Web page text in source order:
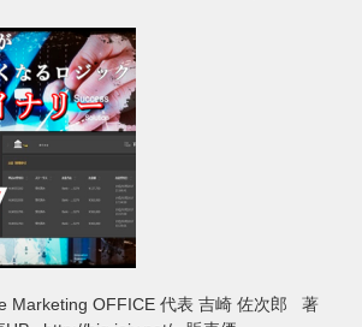
Marketing OFFICE 代表 吉崎 佐次郎 著